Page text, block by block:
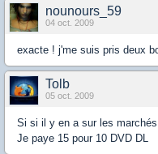
nounours_59
04 oct. 2009
exacte ! j'me suis pris deux
Tolb
05 oct. 2009
Si si il y en a sur les
Je paye 15 pour 10 DVD DL